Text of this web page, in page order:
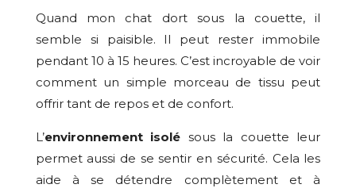
Quand mon chat dort sous la couette, il
semble si paisible. Il peut rester immobile
pendant 10 à 15 heures. C’est incroyable de voir
comment un simple morceau de tissu peut
offrir tant de repos et de confort.
L’environnement isolé sous la couette leur
permet aussi de se sentir en sécurité. Cela les
aide à se détendre complètement et à